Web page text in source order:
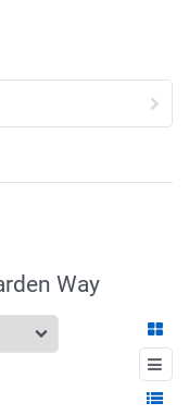
Way